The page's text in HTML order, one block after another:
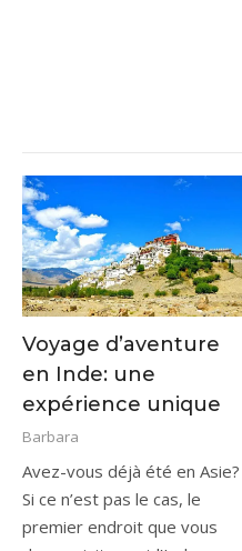
Voyage d’aventure
en Inde: une
expérience unique
Barbara
Avez-vous déjà été en Asie?
Si ce n’est pas le cas, le
premier endroit que vous